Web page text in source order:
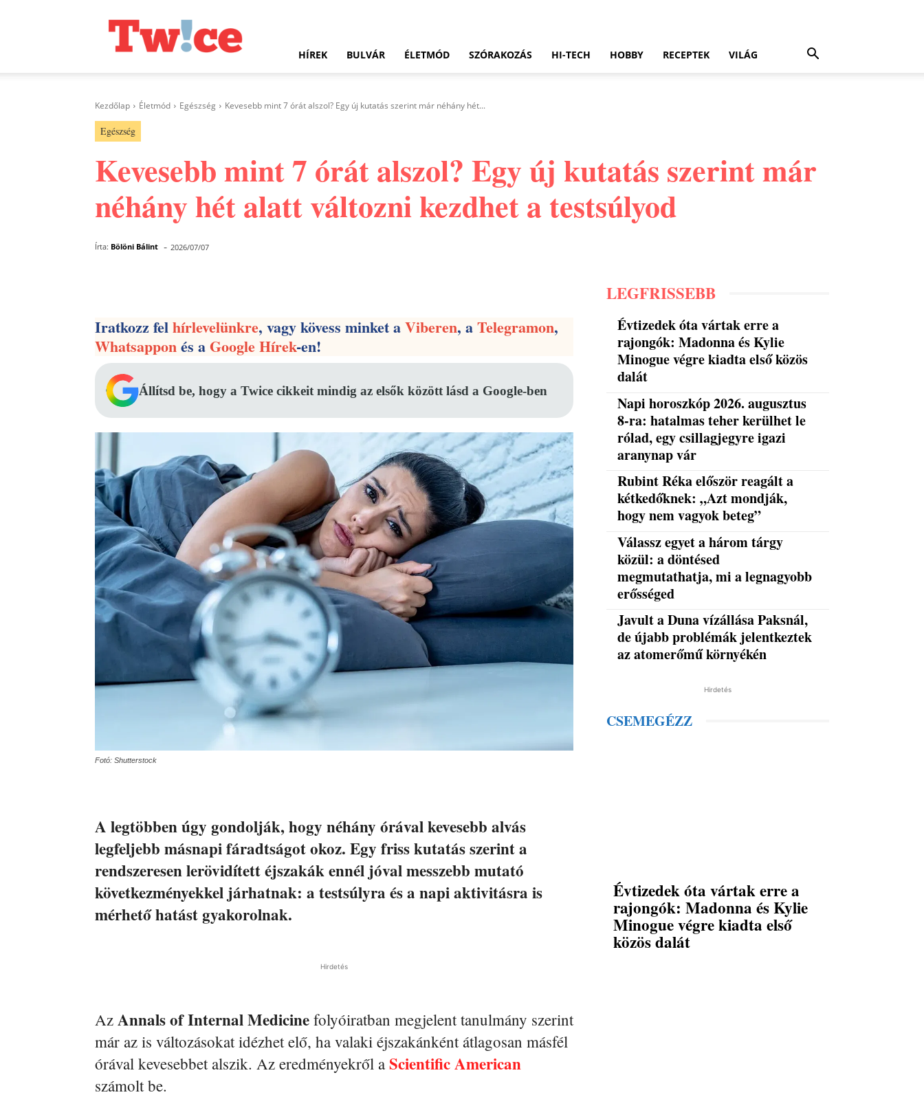
HÍREK BULVÁR ÉLETMÓD SZÓRAKOZÁS HI-TECH HOBBY RECEPTEK VILÁG
Kezdőlap Életmód Egészség Kevesebb mint 7 órát alszol? Egy új kutatás szerint már néhány hét...
Egészség
Kevesebb mint 7 órát alszol? Egy új kutatás szerint már
néhány hét alatt változni kezdhet a testsúlyod
Írta: Bölöni Bálint - 2026/07/07
Iratkozz felhírlevelünkre, vagy kövess minket aViberen, aTelegramon,
Whatsapponés aGoogle Hírek-en!
Állítsd be, hogy a Twice cikkeit mindig az elsők között lásd a Google-ben
Fotó: Shutterstock
A legtöbben úgy gondolják, hogy néhány órával kevesebb alvás
legfeljebb másnapi fáradtságot okoz. Egy friss kutatás szerint a
rendszeresen lerövidített éjszakák ennél jóval messzebb mutató
következményekkel járhatnak: a testsúlyra és a napi aktivitásra is
mérhető hatást gyakorolnak.
Hirdetés
Az Annals of Internal Medicine folyóiratban megjelent tanulmány szerint
már az is változásokat idézhet elő, ha valaki éjszakánként átlagosan másfél
órával kevesebbet alszik. Az eredményekről a Scientific American
számolt be.
LEGFRISSEBB
Évtizedek óta vártak erre a
rajongók: Madonna és Kylie
Minogue végre kiadta első közös
dalát
Napi horoszkóp 2026. augusztus
8-ra: hatalmas teher kerülhet le
rólad, egy csillagjegyre igazi
aranynap vár
Rubint Réka először reagált a
kétkedőknek: „Azt mondják,
hogy nem vagyok beteg”
Válassz egyet a három tárgy
közül: a döntésed
megmutathatja, mi a legnagyobb
erősséged
Javult a Duna vízállása Paksnál,
de újabb problémák jelentkeztek
az atomerőmű környékén
Hirdetés
CSEMEGÉZZ
Évtizedek óta vártak erre a
rajongók: Madonna és Kylie
Minogue végre kiadta első
közös dalát